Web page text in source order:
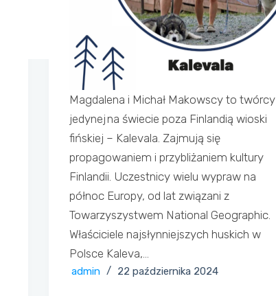
Magdalena i Michał Makowscy to twórcy
jedynej na świecie poza Finlandią wioski
fińskiej – Kalevala. Zajmują się
propagowaniem i przybliżaniem kultury
Finlandii. Uczestnicy wielu wypraw na
północ Europy, od lat związani z
Towarzyszystwem National Geographic.
Właściciele najsłynniejszych huskich w
Polsce Kaleva,…
admin 22 października 2024